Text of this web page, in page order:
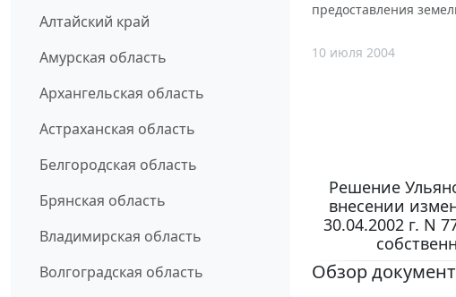
Алтайский край
Амурская область
Архангельская область
Астраханская область
Белгородская область
Брянская область
Владимирская область
Волгоградская область
предоставления
10 июля 2004
Решение
внесении
30.04.2002 г. N
Обзор